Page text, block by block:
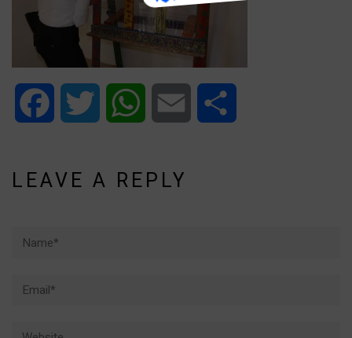
Facebook Twitter WhatsApp Email
LEAVE A REPLY